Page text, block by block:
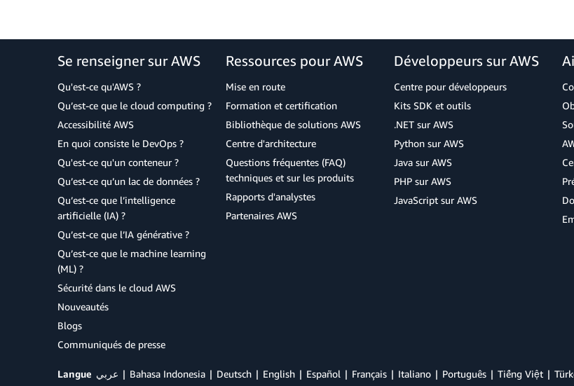
Se renseigner sur AWS
Qu'est-ce qu'AWS ?
Qu’est-ce que le cloud computing ?
Accessibilité AWS
En quoi consiste le DevOps ?
Qu'est-ce qu'un conteneur ?
Qu’est-ce qu’un lac de données ?
Qu’est-ce que l’intelligence
artificielle (IA) ?
Qu’est-ce que l’IA générative ?
Qu’est-ce que le machine learning
(ML) ?
Sécurité dans le cloud AWS
Nouveautés
Blogs
Communiqués de presse
Ressources pour AWS
Mise en route
Formation et certification
Bibliothèque de solutions AWS
Centre d'architecture
Questions fréquentes (FAQ)
techniques et sur les produits
Rapports d'analystes
Partenaires AWS
Développeurs sur AWS
Centre pour développeurs
Kits SDK et outils
.NET sur AWS
Python sur AWS
Java sur AWS
PHP sur AWS
JavaScript sur AWS
Langue عربي Bahasa Indonesia Deutsch English Español Français Italiano Português Tiếng Việt